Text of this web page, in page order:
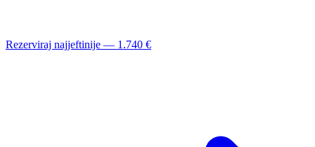
Rezerviraj najjeftinije — 1.740 €